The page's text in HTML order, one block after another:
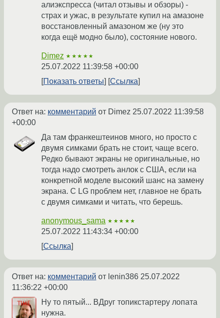
алиэкспресса (читал отзывы и обзоры) -
страх и ужас, в результате купил на амазоне
восстановленный амазоном же (ну это
когда ещё модно было), состояние нового.
Dimez ★★★★★
25.07.2022 11:39:58 +00:00
Показать ответы
Ссылка
Ответ на: комментарий от Dimez 25.07.2022 11:39:58
+00:00
Да там франкештеинов много, но просто с
двумя симками брать не стоит, чаще всего.
Редко бывают экраны не оригинальные, но
тогда надо смотреть анлок с США, если на
конкретной моделе высокий шанс на замену
экрана. С LG проблем нет, главное не брать
с двумя симками и читать, что берешь.
anonymous_sama ★★★★★
25.07.2022 11:43:34 +00:00
Ссылка
Ответ на: комментарий от lenin386 25.07.2022
11:36:22 +00:00
Ну то пятый... ВДруг топикстартеру лопата
нужна.